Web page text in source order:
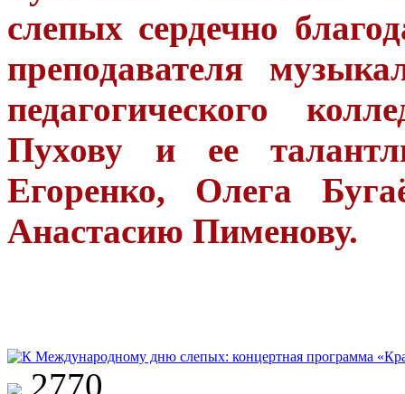
слепых сердечно
преподавателя
педагогического
Пухову и ее
Егоренко, Олега
Анастасию Пименову.
2770